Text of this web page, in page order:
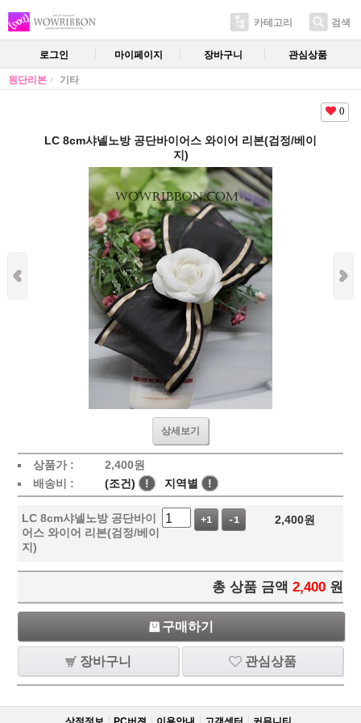
카테고리 검색
로그인 마이페이지 장바구니 관심상품
원단리본 기타
0
LC 8cm샤넬노방 공단바이어스 와이어 리본(검정/베이
지)
상세보기
상품가 : 2,400원
배송비 :
(조건) ! 지역별 !
LC 8cm샤넬노방 공단바이
어스 와이어 리본(검정/베이
지)
+1 -1 2,400원
총 상품 금액 2,400 원
구매하기
장바구니 관심상품